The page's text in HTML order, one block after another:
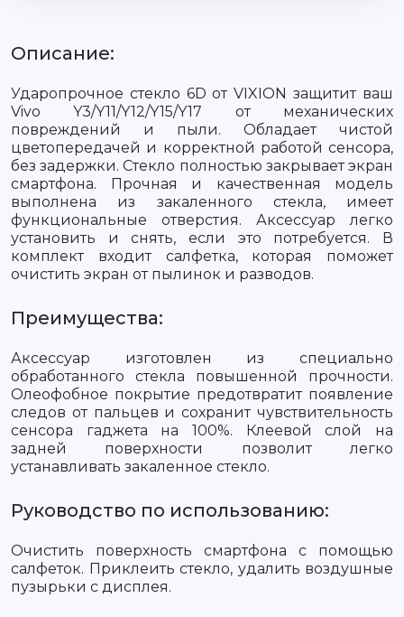
Описание:
Ударопрочное стекло 6D от VIXION защитит ваш
Vivo Y3/Y11/Y12/Y15/Y17 от механических
повреждений и пыли. Обладает чистой
цветопередачей и корректной работой сенсора,
без задержки. Стекло полностью закрывает экран
смартфона. Прочная и качественная модель
выполнена из закаленного стекла, имеет
функциональные отверстия. Аксессуар легко
установить и снять, если это потребуется. В
комплект входит салфетка, которая поможет
очистить экран от пылинок и разводов.
Преимущества:
Аксессуар изготовлен из специально
обработанного стекла повышенной прочности.
Олеофобное покрытие предотвратит появление
следов от пальцев и сохранит чувствительность
сенсора гаджета на 100%. Клеевой слой на
задней поверхности позволит легко
устанавливать закаленное стекло.
Руководство по использованию:
Очистить поверхность смартфона с помощью
салфеток. Приклеить стекло, удалить воздушные
пузырьки с дисплея.